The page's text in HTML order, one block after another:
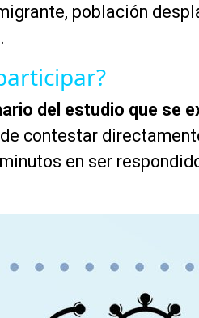
población
del estudio que se
contestar
en ser